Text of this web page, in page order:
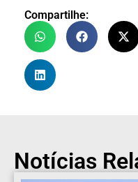
Compartilhe:
Notícias